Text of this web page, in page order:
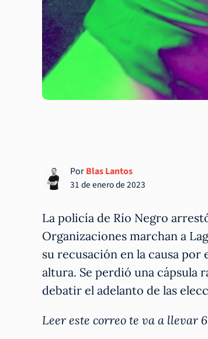
PorBlas Lantos
31 de enero de 2023
La policía de Río Negro
Organizaciones marchan a
su recusación en la causa
altura. Se perdió una cápsula
debatir el adelanto de las
Leer este correo te va a llevar